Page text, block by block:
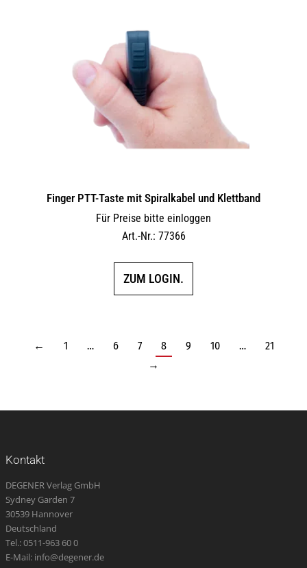
Finger PTT-Taste mit Spiralkabel und Klettband
Für Preise bitte einloggen
Art.-Nr.: 77366
ZUM LOGIN.
← 1 … 6 7 8 9 10 …
21
→
Kontakt
DEGENER Verlag GmbH
Sydney Garden 7
30539 Hannover
Deutschland
Tel.: 0511-963 60 0
E-Mail: info@degener.de